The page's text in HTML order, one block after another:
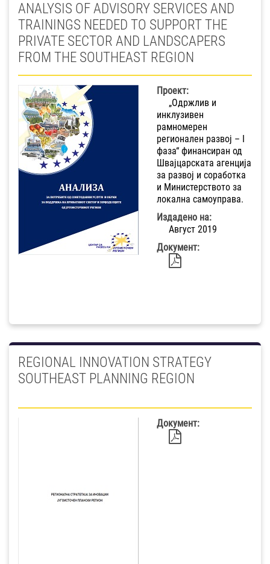
ANALYSIS OF ADVISORY SERVICES AND
TRAININGS NEEDED TO SUPPORT THE
PRIVATE SECTOR AND LANDSCAPERS
FROM THE SOUTHEAST REGION
Проект:
„Одржлив и
инклузивен
рамномерен
регионален развој – I
фаза“ финансиран од
Швајцарската агенција
за развој и соработка
и Министерството за
локална самоуправа.
Издадено на:
Август 2019
Документ:
REGIONAL INNOVATION STRATEGY
SOUTHEAST PLANNING REGION
Документ: